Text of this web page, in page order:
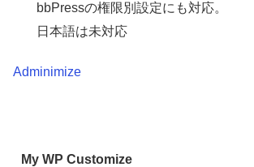
bbPressの権限別設定にも対応。
日本語は未対応
Adminimize
My WP Customize